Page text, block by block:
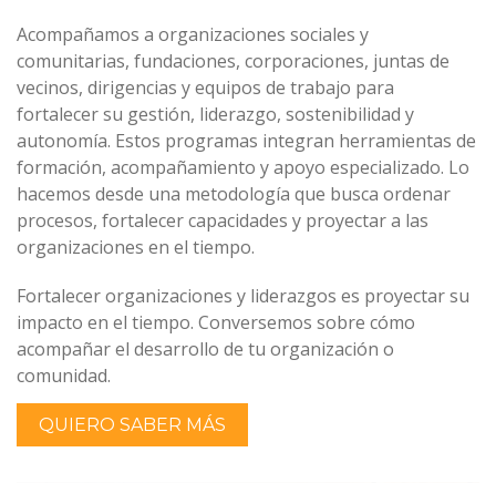
Acompañamos a organizaciones sociales y
comunitarias, fundaciones, corporaciones, juntas de
vecinos, dirigencias y equipos de trabajo para
fortalecer su gestión, liderazgo, sostenibilidad y
autonomía. Estos programas integran herramientas de
formación, acompañamiento y apoyo especializado. Lo
hacemos desde una metodología que busca ordenar
procesos, fortalecer capacidades y proyectar a las
organizaciones en el tiempo.
Fortalecer organizaciones y liderazgos es proyectar su
impacto en el tiempo. Conversemos sobre cómo
acompañar el desarrollo de tu organización o
comunidad.
QUIERO SABER MÁS